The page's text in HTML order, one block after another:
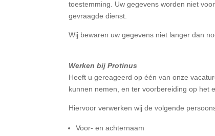
toestemming. Uw gegevens worden niet
gevraagde dienst.
Wij bewaren uw gegevens niet langer dan
Werken bij Protinus
Heeft u gereageerd op één van onze
kunnen nemen, en ter voorbereiding op het
Hiervoor verwerken wij de volgende
Voor- en achternaam